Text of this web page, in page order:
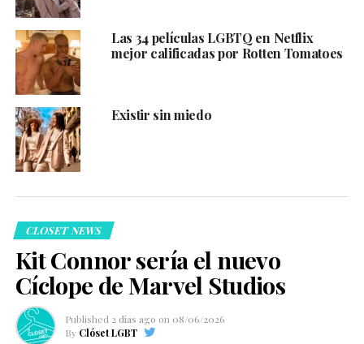
Las 34 películas LGBTQ en Netflix
mejor calificadas por Rotten Tomatoes
Existir sin miedo
CLOSET NEWS
Kit Connor sería el nuevo
Cíclope de Marvel Studios
Published 2 días ago on 08/06/2026
By Clóset LGBT